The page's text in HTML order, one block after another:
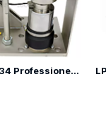
LP7234 Professionelle 50-Tonnen-Wägemodul-Wägezelle